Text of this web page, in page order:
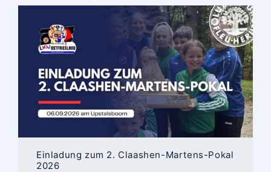
Einladung zum 2. Claashen-Martens-Pokal
2026